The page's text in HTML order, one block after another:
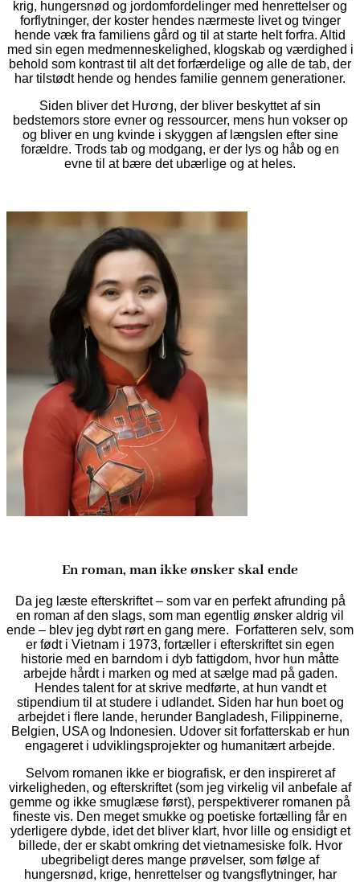
krig, hungersnød og jordomfordelinger med henrettelser og
forflytninger, der koster hendes nærmeste livet og tvinger
hende væk fra familiens gård og til at starte helt forfra. Altid
med sin egen medmenneskelighed, klogskab og værdighed i
behold som kontrast til alt det forfærdelige og alle de tab, der
har tilstødt hende og hendes familie gennem generationer.
Siden bliver det Hương, der bliver beskyttet af sin
bedstemors store evner og ressourcer, mens hun vokser op
og bliver en ung kvinde i skyggen af længslen efter sine
forældre. Trods tab og modgang, er der lys og håb og en
evne til at bære det ubærlige og at heles.
En roman, man ikke ønsker skal ende
Da jeg læste efterskriftet – som var en perfekt afrunding på
en roman af den slags, som man egentlig ønsker aldrig vil
ende – blev jeg dybt rørt en gang mere. Forfatteren selv, som
er født i Vietnam i 1973, fortæller i efterskriftet sin egen
historie med en barndom i dyb fattigdom, hvor hun måtte
arbejde hårdt i marken og med at sælge mad på gaden.
Hendes talent for at skrive medførte, at hun vandt et
stipendium til at studere i udlandet. Siden har hun boet og
arbejdet i flere lande, herunder Bangladesh, Filippinerne,
Belgien, USA og Indonesien. Udover sit forfatterskab er hun
engageret i udviklingsprojekter og humanitært arbejde.
Selvom romanen ikke er biografisk, er den inspireret af
virkeligheden, og efterskriftet (som jeg virkelig vil anbefale af
gemme og ikke smuglæse først), perspektiverer romanen på
fineste vis. Den meget smukke og poetiske fortælling får en
yderligere dybde, idet det bliver klart, hvor lille og ensidigt et
billede, der er skabt omkring det vietnamesiske folk. Hvor
ubegribeligt deres mange prøvelser, som følge af
hungersnød, krige, henrettelser og tvangsflytninger, har